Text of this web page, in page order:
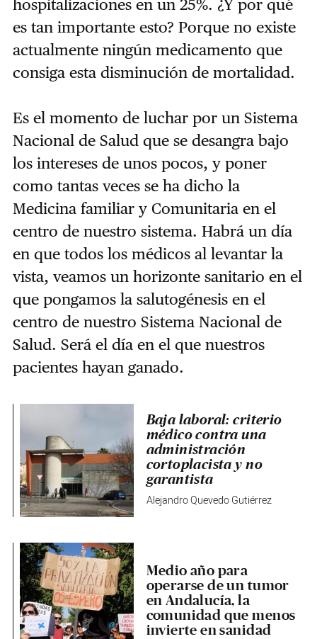
hospitalizaciones en un 25%. ¿Y por qué
es tan importante esto? Porque no existe
actualmente ningún medicamento que
consiga esta disminución de mortalidad.
Es el momento de luchar por un Sistema
Nacional de Salud que se desangra bajo
los intereses de unos pocos, y poner
como tantas veces se ha dicho la
Medicina familiar y Comunitaria en el
centro de nuestro sistema. Habrá un día
en que todos los médicos al levantar la
vista, veamos un horizonte sanitario en el
que pongamos la salutogénesis en el
centro de nuestro Sistema Nacional de
Salud. Será el día en el que nuestros
pacientes hayan ganado.
Baja laboral: criterio
médico contra una
administración
cortoplacista y no
garantista
Alejandro Quevedo Gutiérrez
Medio año para
operarse de un tumor
en Andalucía, la
comunidad que menos
invierte en sanidad